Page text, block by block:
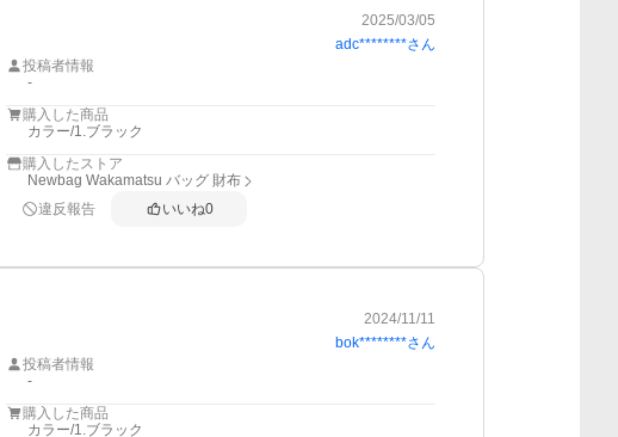
2025/03/05
adc********さん
投稿者情報
-
購入した商品
カラー/1.ブラック
購入したストア
Newbag Wakamatsu バッグ 財布
違反報告
いいね0
2024/11/11
bok********さん
投稿者情報
-
購入した商品
カラー/1.ブラック